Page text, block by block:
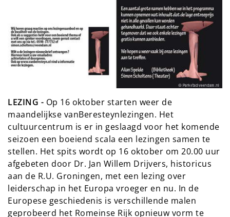
LEZING - Op 16 oktober starten weer de
maandelijkse vanBeresteynlezingen. Het
cultuurcentrum is er in geslaagd voor het komende
seizoen een boeiend scala een lezingen samen te
stellen. Het spits wordt op 16 oktober om 20.00 uur
afgebeten door Dr. Jan Willem Drijvers, historicus
aan de R.U. Groningen, met een lezing over
leiderschap in het Europa vroeger en nu. In de
Europese geschiedenis is verschillende malen
geprobeerd het Romeinse Rijk opnieuw vorm te